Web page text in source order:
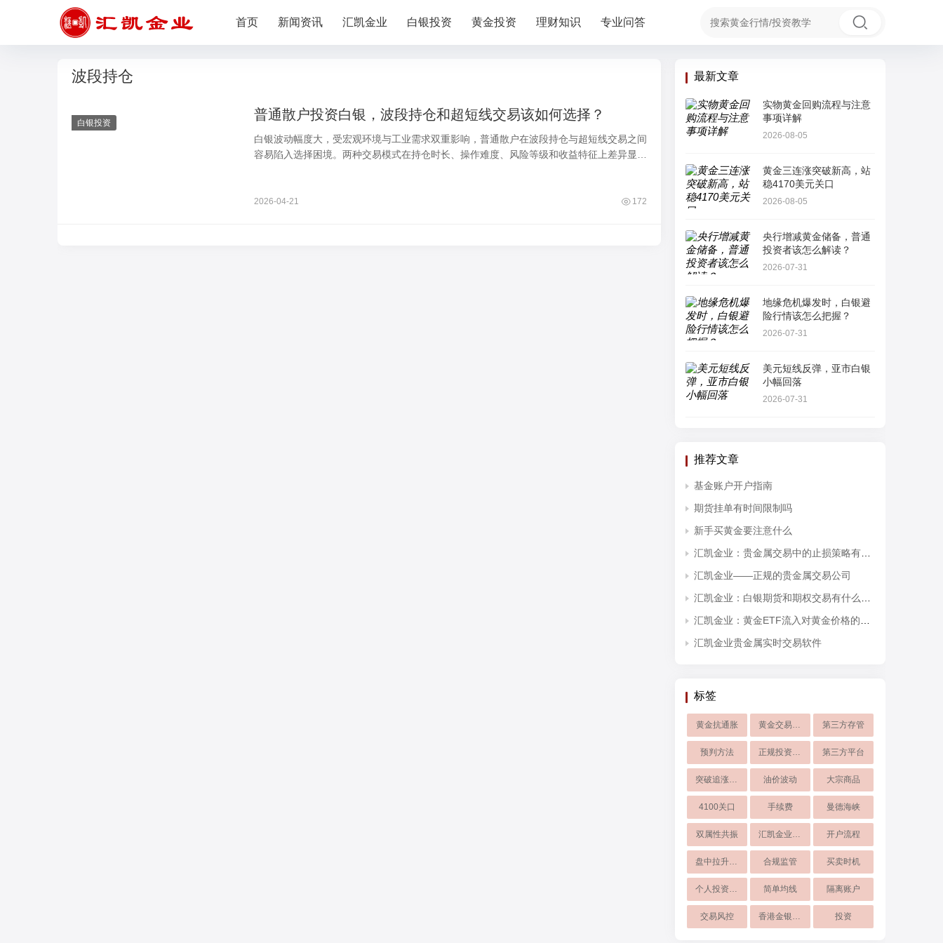
首页 新闻资讯 汇凯金业 白银投资 黄金投资 理财知识 专业问答
波段持仓
白银投资
普通散户投资白银，波段持仓和超短线交易该如何选择？
白银波动幅度大，受宏观环境与工业需求双重影响，普通散户在波段持仓与超短线交易之间
容易陷入选择困境。两种交易模式在持仓时长、操作难度、风险等级和收益特征上差异显
2026-04-21 172
最新文章
实物黄金回购流程与注意
事项详解
2026-08-05
黄金三连涨突破新高，站
稳4170美元关口
2026-08-05
央行增减黄金储备，普通
投资者该怎么解读？
2026-07-31
地缘危机爆发时，白银避
险行情该怎么把握？
2026-07-31
美元短线反弹，亚市白银
小幅回落
2026-07-31
推荐文章
基金账户开户指南
期货挂单有时间限制吗
新手买黄金要注意什么
汇凯金业：贵金属交易中的止损策略有哪些？
汇凯金业——正规的贵金属交易公司
汇凯金业：白银期货和期权交易有什么区别？
汇凯金业：黄金ETF流入对黄金价格的影响分析
汇凯金业贵金属实时交易软件
标签
黄金抗通胀 黄金交易策略 第三方存管
预判方法 正规投资软件 第三方平台
突破追涨操作 油价波动 大宗商品
4100关口 手续费​ 曼德海峡
双属性共振 汇凯金业现货黄金 开户流程
盘中拉升超8 合规监管 买卖时机
个人投资选择 简单均线 隔离账户
交易风控 香港金银业贸易场行员 投资